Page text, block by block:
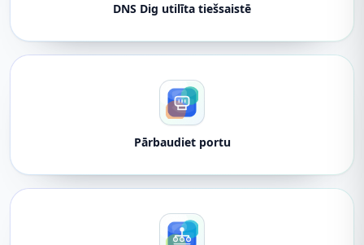
DNS Dig utilīta tiešsaistē
Pārbaudiet portu